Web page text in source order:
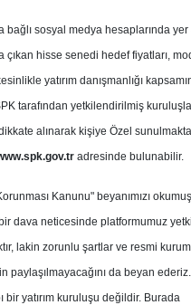
Detay
sosyal medya hesaplarında yer
hisse senedi hedef fiyatları,
yatırım danışmanlığı
tarafından yetkilendirilmiş
alınarak kişiye Özel
adresinde bulunabilir.
Kanunu" beyanımızı
dava neticesinde platformumuz
lakin zorunlu şartlar ve resmi
paylaşılmayacağını da beyan ederiz.
bir yatırım kuruluşu değildir. Burada